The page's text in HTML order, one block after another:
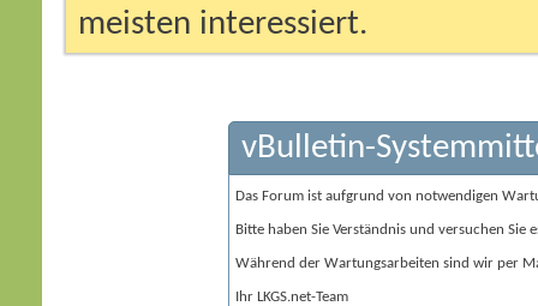
meisten interessiert.
vBulletin-
Das Forum ist aufgrund von notwendigen
Bitte haben Sie Verständnis und versuchen Sie
Während der Wartungsarbeiten sind wir per
Ihr LKGS.net-Team